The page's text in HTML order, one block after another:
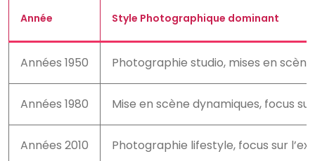
Année Style Photographique dominant
Années 1950 Photographie studio, mises en
Années 1980 Mise en scène dynamiques, focus
Années 2010 Photographie lifestyle, focus sur